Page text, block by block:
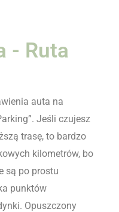
- Ruta
auta na
Jeśli czujesz
trasę, to bardzo
kilometrów, bo
są po prostu
punktów
Opuszczony